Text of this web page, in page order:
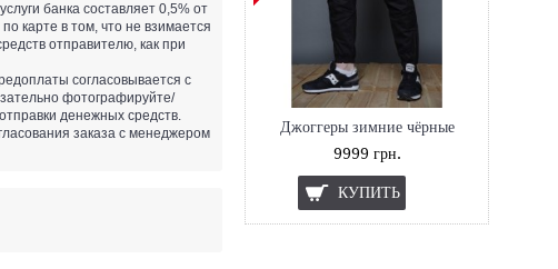
Джоггеры зимние чёрные
9999 грн.
КУПИТЬ
банка составляет 0,5% от
карте в том, что не взимается
отправителю, как при
согласовывается с
фотографируйте/
денежных средств.
заказа с менеджером